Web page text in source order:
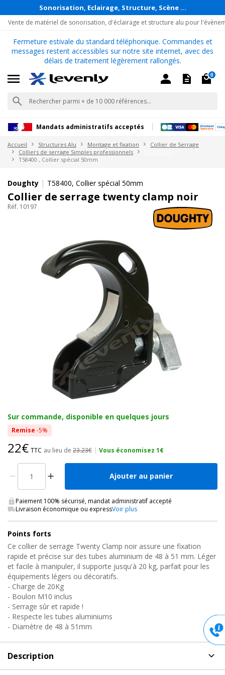
Sonorisation, Eclairage, Structure, Scène ...
Vente de matériel de sonorisation, d'éclairage et structure alu pour
Fermeture estivale du standard téléphonique. Commandes et
messages restent accessibles sur notre site internet, avec des
délais de traitement légèrement rallongés.
0
Mandats administratifs acceptés
Accueil Structures Alu Montage et fixation
Collier de Serrage
Colliers de serrage Simples professionnels
T58400 , Collier spécial 50mm
Doughty | T58400, Collier spécial 50mm
Collier de serrage twenty clamp noir
Réf. 10197
Sur commande, disponible en quelques jours
Remise -5%
22€ TTC au lieu de 23.23€ | Vous économisez 1€
Ajouter au panier
Paiement 100% sécurisé, mandat administratif accepté
Livraison économique ou expressVoir plus
Points forts
Ce collier de serrage Twenty Clamp noir assure une fixation
rapide et précise sur des tubes aluminium de 48 à 51 mm. Léger
et facile à manipuler, il supporte jusqu'à 20 kg, parfait pour les
équipements légers ou décoratifs.
- Charge de 20Kg
- Boulon M10 inclus
- Serrage sûr et rapide !
- Respecte les tubes aluminiums
- Diamètre de 48 à 51mm
Description